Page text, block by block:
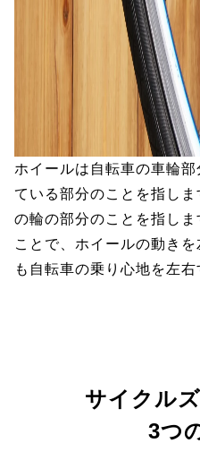
ホイールは自転車の車輪
ている部分のことを指し
の輪の部分のことを指し
ことで、ホイールの動き
も自転車の乗り心地を左右
サイクル
3つ